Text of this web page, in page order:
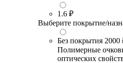
1.6 ₽
Выберите покрытие/
Без покрытия 2000
Полимерные
оптических